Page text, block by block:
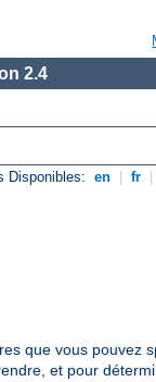
2.4
Disponibles: en fr
que vous pouvez
et pour